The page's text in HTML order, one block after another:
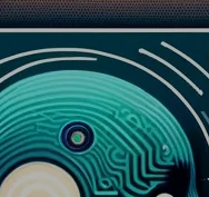
AI変革への道